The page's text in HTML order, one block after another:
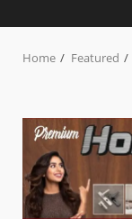
Home Featured